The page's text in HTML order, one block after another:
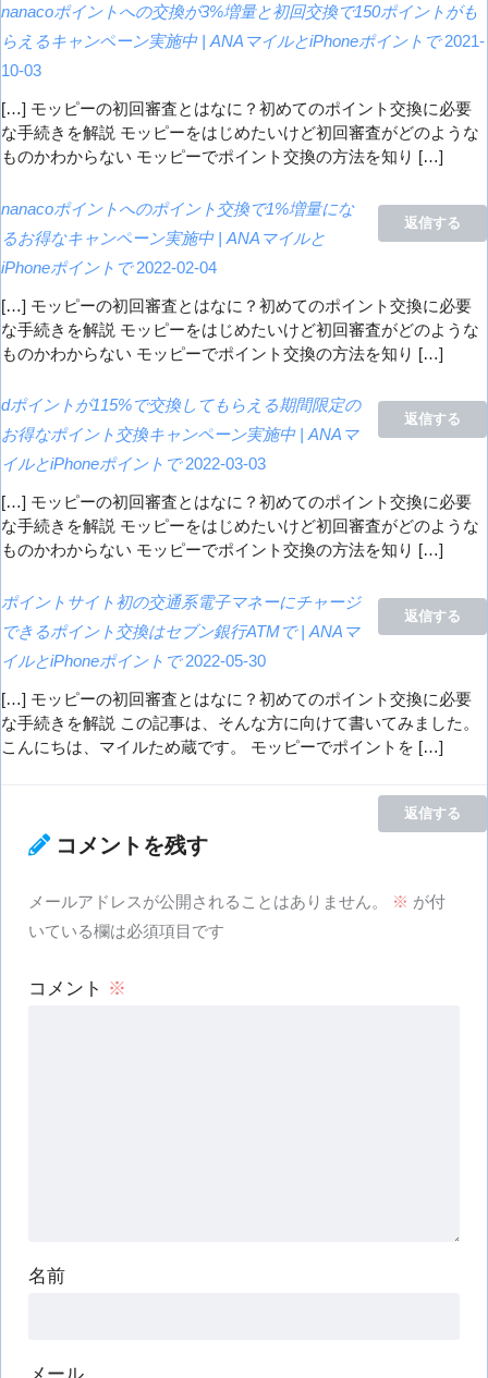
nanacoポイントへの交換が3%増量と初回交換で150ポイントがも
らえるキャンペーン実施中 | ANAマイルとiPhoneポイントで 2021-
10-03
[…] モッピーの初回審査とはなに？初めてのポイント交換に必要
な手続きを解説 モッピーをはじめたいけど初回審査がどのような
ものかわからない モッピーでポイント交換の方法を知り […]
返信する
nanacoポイントへのポイント交換で1%増量にな
るお得なキャンペーン実施中 | ANAマイルと
iPhoneポイントで 2022-02-04
[…] モッピーの初回審査とはなに？初めてのポイント交換に必要
な手続きを解説 モッピーをはじめたいけど初回審査がどのような
ものかわからない モッピーでポイント交換の方法を知り […]
返信する
dポイントが115%で交換してもらえる期間限定の
お得なポイント交換キャンペーン実施中 | ANAマ
イルとiPhoneポイントで 2022-03-03
[…] モッピーの初回審査とはなに？初めてのポイント交換に必要
な手続きを解説 モッピーをはじめたいけど初回審査がどのような
ものかわからない モッピーでポイント交換の方法を知り […]
返信する
ポイントサイト初の交通系電子マネーにチャージ
できるポイント交換はセブン銀行ATMで | ANAマ
イルとiPhoneポイントで 2022-05-30
[…] モッピーの初回審査とはなに？初めてのポイント交換に必要
な手続きを解説 この記事は、そんな方に向けて書いてみました。
こんにちは、マイルため蔵です。 モッピーでポイントを […]
返信する
コメントを残す
メールアドレスが公開されることはありません。 ※ が付
いている欄は必須項目です
コメント ※
名前